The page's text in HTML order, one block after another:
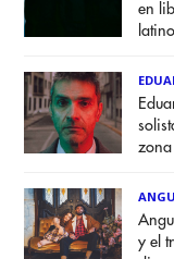
en
zona
y el